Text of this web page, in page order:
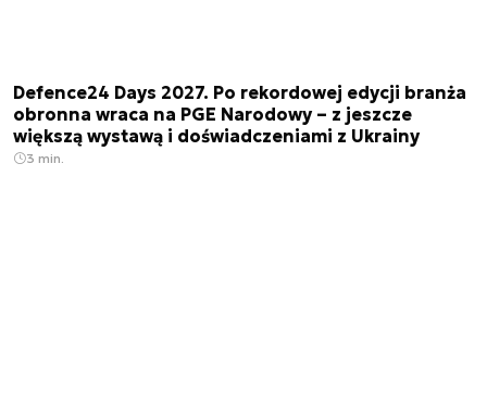
Defence24 Days 2027. Po rekordowej edycji branża
obronna wraca na PGE Narodowy – z jeszcze
większą wystawą i doświadczeniami z Ukrainy
3 min.